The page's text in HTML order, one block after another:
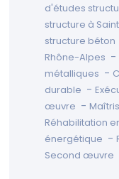
d'études
structure à
structure béton
Rhône-Alpes
-
métalliques
-
durable
-
œuvre
-
Réhabilitation
énergétique
-
Second œuvre